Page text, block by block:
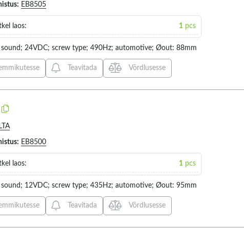
(10)
110X110X96MM (1)
113X170X140MM (2)
120X120X65MM (1)
EB8505
laos: 1 pcs
sound; 24VDC; screw type; 490Hz; automotive; Øout: 88mm
Teavitada Võrdlusesse
EB8500
laos: 1 pcs
sound; 12VDC; screw type; 435Hz; automotive; Øout: 95mm
Teavitada Võrdlusesse